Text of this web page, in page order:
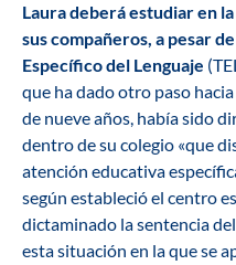
Laura deberá estudiar en
sus compañeros, a pesar
Específico del Lenguaje
que ha dado otro paso
de nueve años, había sido
dentro de su colegio «que
atención educativa
según estableció el centro
dictaminado la sentencia
esta situación en la que se